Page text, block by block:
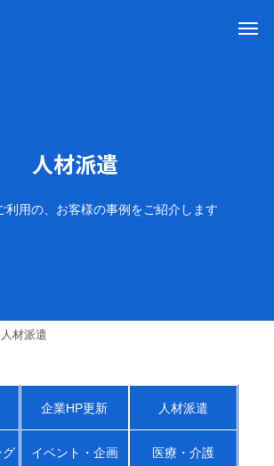
人材派遣
利用の、お客様の事例をご紹介します
人材派遣
企業HP更新 人材派遣
グ イベント・企画 医療・介護